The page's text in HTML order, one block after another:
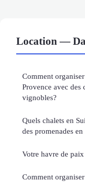
Location —
Comment
Provence avec des
vignobles?
Quels chalets en
des promenades en
Votre havre de
Comment